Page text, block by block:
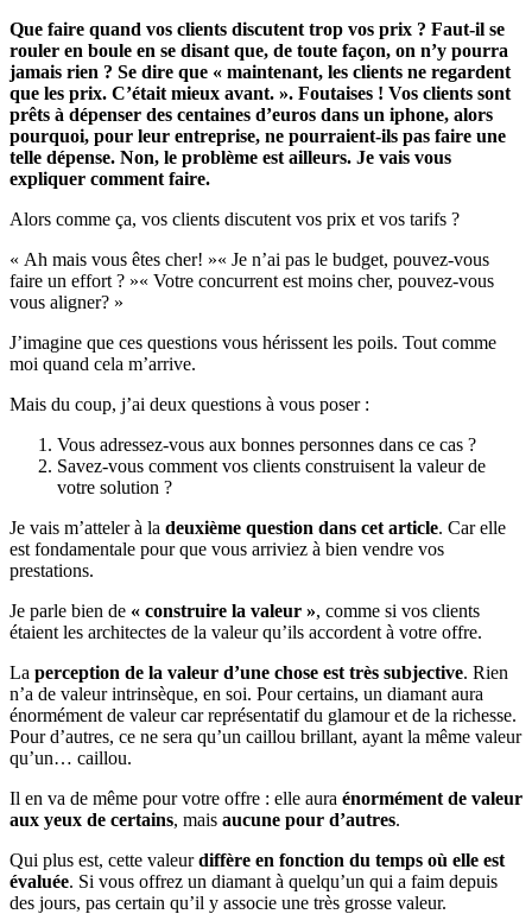
Que faire quand vos clients discutent trop vos prix ? Faut-il se
rouler en boule en se disant que, de toute façon, on n’y pourra
jamais rien ? Se dire que « maintenant, les clients ne regardent
que les prix. C’était mieux avant. ». Foutaises ! Vos clients sont
prêts à dépenser des centaines d’euros dans un iphone, alors
pourquoi, pour leur entreprise, ne pourraient-ils pas faire une
telle dépense. Non, le problème est ailleurs. Je vais vous
expliquer comment faire.
Alors comme ça, vos clients discutent vos prix et vos tarifs ?
« Ah mais vous êtes cher! »« Je n’ai pas le budget, pouvez-vous
faire un effort ? »« Votre concurrent est moins cher, pouvez-vous
vous aligner? »
J’imagine que ces questions vous hérissent les poils. Tout comme
moi quand cela m’arrive.
Mais du coup, j’ai deux questions à vous poser :
Vous adressez-vous aux bonnes personnes dans ce cas ?
Savez-vous comment vos clients construisent la valeur de
votre solution ?
Je vais m’atteler à la deuxième question dans cet article. Car elle
est fondamentale pour que vous arriviez à bien vendre vos
prestations.
Je parle bien de « construire la valeur », comme si vos clients
étaient les architectes de la valeur qu’ils accordent à votre offre.
La perception de la valeur d’une chose est très subjective. Rien
n’a de valeur intrinsèque, en soi. Pour certains, un diamant aura
énormément de valeur car représentatif du glamour et de la richesse.
Pour d’autres, ce ne sera qu’un caillou brillant, ayant la même valeur
qu’un… caillou.
Il en va de même pour votre offre : elle aura énormément de valeur
aux yeux de certains, mais aucune pour d’autres.
Qui plus est, cette valeurdiffère en fonction du temps où elle est
évaluée. Si vous offrez un diamant à quelqu’un qui a faim depuis
des jours, pas certain qu’il y associe une très grosse valeur.